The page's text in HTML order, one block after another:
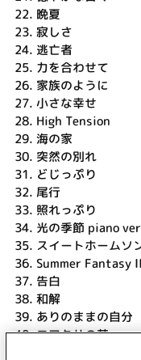
22. 晩夏
23. 寂しさ
24. 逃亡者
25. 力を合わせて
26. 家族のように
27. 小さな幸せ
28. High Tension
29. 海の家
30. 突然の別れ
31. どじっぷり
32. 尾行
33. 照れっぷり
34. 光の季節 piano
35. スイートホームソ
36. Summer Fantasy II
37. 告白
38. 和解
39. ありのままの自分
40.コマクサの花